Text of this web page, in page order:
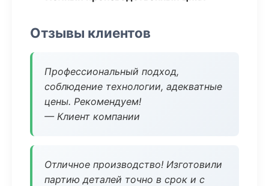
Отзывы клиентов
Профессиональный подход,
соблюдение технологии, адекватные
цены. Рекомендуем!
— Клиент компании
Отличное производство! Изготовили
партию деталей точно в срок и с